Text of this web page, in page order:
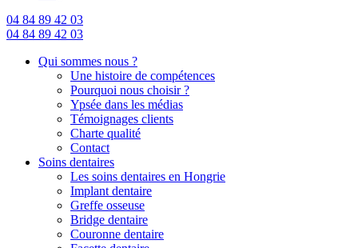
04 84 89 42 03
04 84 89 42 03
Qui sommes nous ?
Une histoire de compétences
Pourquoi nous choisir ?
Ypsée dans les médias
Témoignages clients
Charte qualité
Contact
Soins dentaires
Les soins dentaires en Hongrie
Implant dentaire
Greffe osseuse
Bridge dentaire
Couronne dentaire